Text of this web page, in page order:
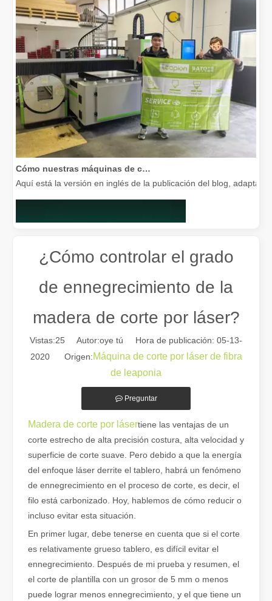
Cómo nuestras máquinas de corte por láser están fortaleciendo la fabricación mexicana
Aquí está la versión en inglés de la publicación del blog,
Guía 2026: Cómo las máquinas cortadoras de tubos por láser de fibra están revolucionando la fabricación de tuberías
Guía 2026: Cómo las máquinas cortadoras de tubos por láser
¿Cómo controlar el grado
de ennegrecimiento de la
madera de corte por láser?
Vistas:25 Autor:oye tú Hora de publicación: 05-13-
2020 Origen:Máquina de corte por láser de fibra
de leaponia
Preguntar
Madera de corte por lásertiene las ventajas de un
corte estrecho de alta precisión costura, alta velocidad y
superficie de corte suave. Pero debido a que la energía
del enfoque láser derrite el tablero, habrá un fenómeno
de ennegrecimiento en el proceso de corte, es decir, el
filo está carbonizado. Hoy, hablemos de cómo reducir o
incluso evitar esta situación.
En primer lugar, debe tenerse en cuenta que si el corte
es relativamente grueso tablero, es difícil evitar el
ennegrecimiento. Después de mi prueba y resumen, el
el corte de plantilla con un grosor de 5 mm o menos
puede lograr menos ennegrecimiento, y el que tiene un